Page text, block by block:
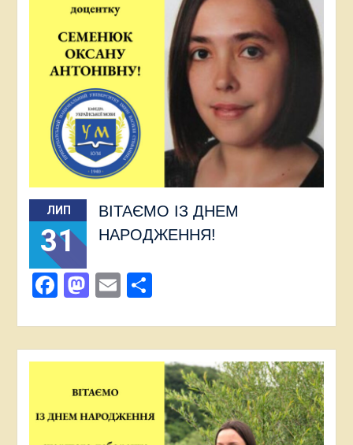
ЛИП
31
ВІТАЄМО ІЗ ДНЕМ
НАРОДЖЕННЯ!
Facebook
Mastodon
EmailПоділитися